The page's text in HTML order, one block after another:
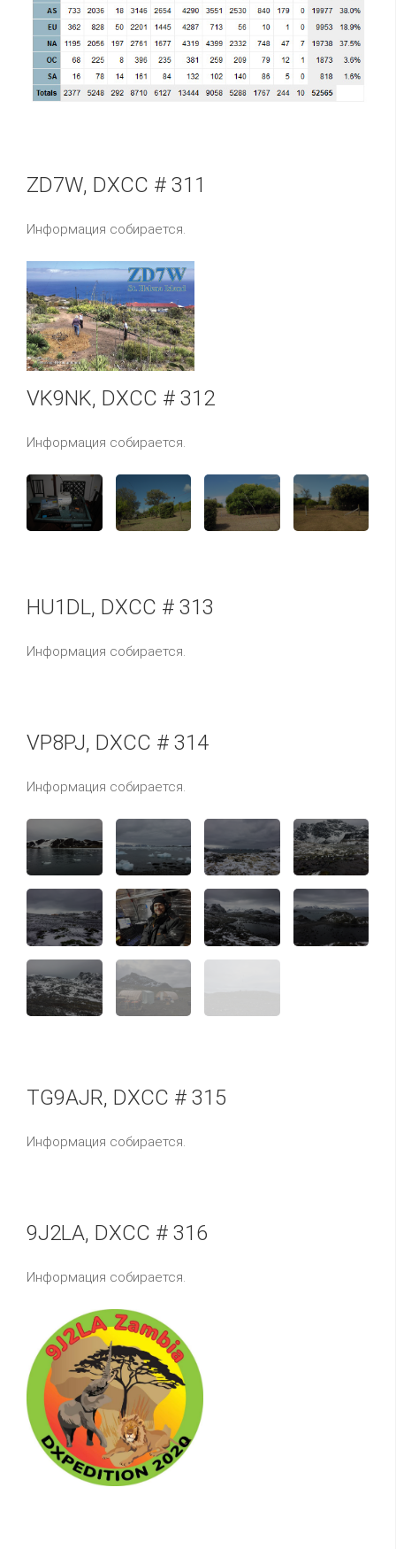
ZD7W, DXCC # 311
Информация собирается.
VK9NK, DXCC # 312
Информация собирается.
HU1DL, DXCC # 313
Информация собирается.
VP8PJ, DXCC # 314
Информация собирается.
TG9AJR, DXCC # 315
Информация собирается.
9J2LA, DXCC # 316
Информация собирается.